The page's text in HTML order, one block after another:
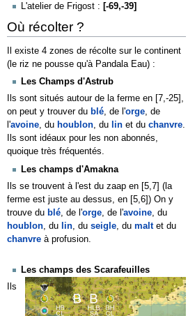
L'atelier de Frigost : [-69,-39]
Où récolter ?
Il existe 4 zones de récolte sur le continent
(le riz ne pousse qu'à Pandala Eau) :
Les Champs d'Astrub
Ils sont situés autour de la ferme en [7,-25],
on peut y trouver du blé, de l'orge, de
l'avoine, du houblon, du linet du chanvre.
Ils sont idéaux pour les non abonnés,
quoique très fréquentés.
Les champs d'Amakna
Ils se trouvent à l'est du zaap en [5,7] (la
ferme est juste au dessus, en [5,6]) On y
trouve du blé, de l'orge, de l'avoine, du
houblon, du lin, du seigle, du maltet du
chanvreà profusion.
Les champs des Scarafeuilles
Ils